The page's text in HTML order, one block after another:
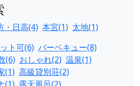
・日高(4) 本宮(1) 太地(1)
ト可(6) バーベキュー(8)
(6) おしゃれ(2) 温泉(1)
(1) 高級貸別荘(2)